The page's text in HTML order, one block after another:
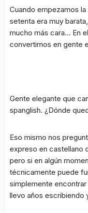
Cuando empezamos
setenta era muy
mucho más cara… En
convertirnos en gente
Gente elegante que
spanglish. ¿Dónde
Eso mismo nos
expreso en castellano
pero si en algún
técnicamente puede
simplemente
llevo años escribiendo